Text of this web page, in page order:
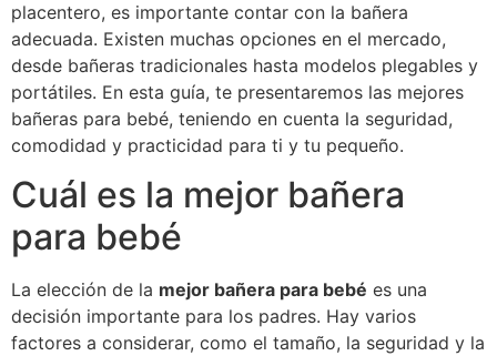
placentero, es importante contar con la bañera
adecuada. Existen muchas opciones en el mercado,
desde bañeras tradicionales hasta modelos plegables y
portátiles. En esta guía, te presentaremos las mejores
bañeras para bebé, teniendo en cuenta la seguridad,
comodidad y practicidad para ti y tu pequeño.
Cuál es la mejor bañera
para bebé
La elección de la mejor bañera para bebé es una
decisión importante para los padres. Hay varios
factores a considerar, como el tamaño, la seguridad y la